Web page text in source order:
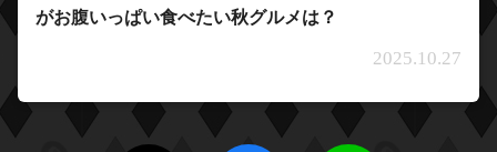
がお腹いっぱい食べたい秋グルメは？
2025.10.27